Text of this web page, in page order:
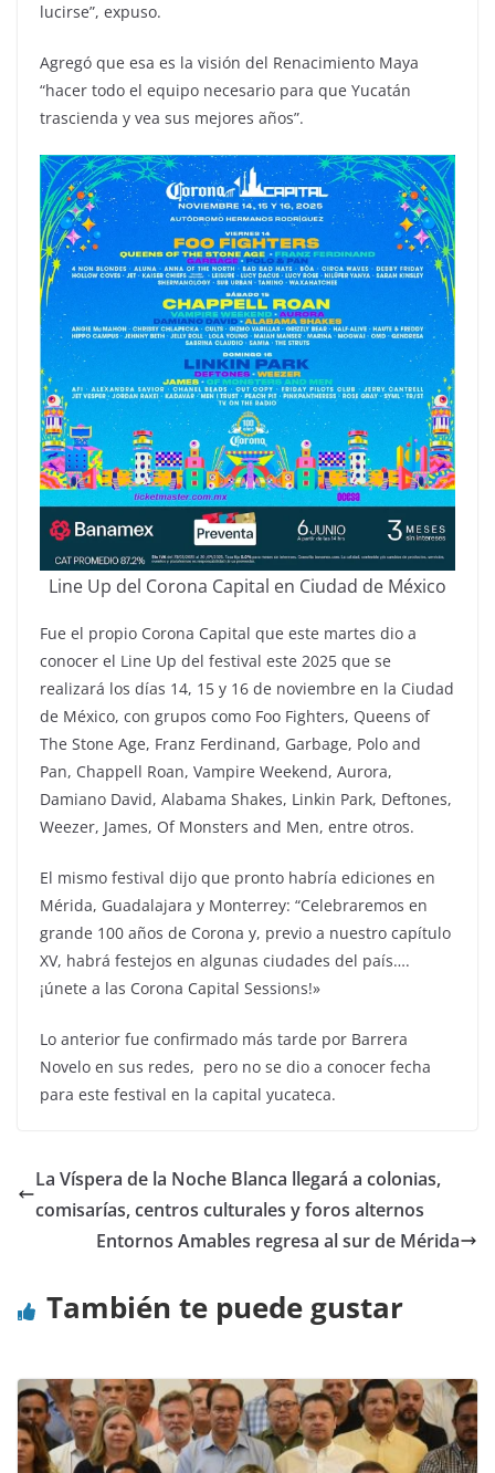
lucirse”, expuso.
Agregó que esa es la visión del Renacimiento Maya
“hacer todo el equipo necesario para que Yucatán
trascienda y vea sus mejores años”.
Line Up del Corona Capital en Ciudad de México
Fue el propio Corona Capital que este martes dio a
conocer el Line Up del festival este 2025 que se
realizará los días 14, 15 y 16 de noviembre en la Ciudad
de México, con grupos como Foo Fighters, Queens of
The Stone Age, Franz Ferdinand, Garbage, Polo and
Pan, Chappell Roan, Vampire Weekend, Aurora,
Damiano David, Alabama Shakes, Linkin Park, Deftones,
Weezer, James, Of Monsters and Men, entre otros.
El mismo festival dijo que pronto habría ediciones en
Mérida, Guadalajara y Monterrey: “Celebraremos en
grande 100 años de Corona y, previo a nuestro capítulo
XV, habrá festejos en algunas ciudades del país….
¡únete a las Corona Capital Sessions!»
Lo anterior fue confirmado más tarde por Barrera
Novelo en sus redes, pero no se dio a conocer fecha
para este festival en la capital yucateca.
La Víspera de la Noche Blanca llegará a colonias,
comisarías, centros culturales y foros alternos
Entornos Amables regresa al sur de Mérida
También te puede gustar